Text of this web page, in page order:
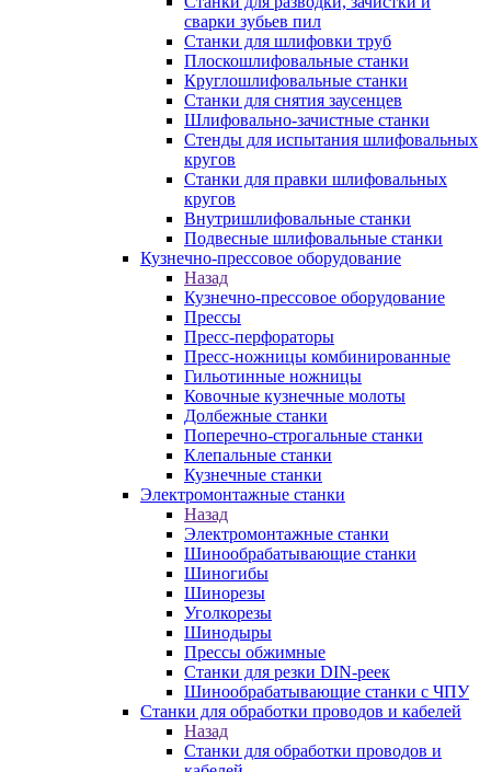
сварки зубьев пил
Станки для шлифовки труб
Плоскошлифовальные станки
Круглошлифовальные станки
Станки для снятия заусенцев
Шлифовально-зачистные станки
Стенды для испытания шлифовальных
кругов
Станки для правки шлифовальных
кругов
Внутришлифовальные станки
Подвесные шлифовальные станки
Кузнечно-прессовое оборудование
Назад
Кузнечно-прессовое оборудование
Прессы
Пресс-перфораторы
Пресс-ножницы комбинированные
Гильотинные ножницы
Ковочные кузнечные молоты
Долбежные станки
Поперечно-строгальные станки
Клепальные станки
Кузнечные станки
Электромонтажные станки
Назад
Электромонтажные станки
Шинообрабатывающие станки
Шиногибы
Шинорезы
Уголкорезы
Шинодыры
Прессы обжимные
Станки для резки DIN-реек
Шинообрабатывающие станки с ЧПУ
Станки для обработки проводов и кабелей
Назад
Станки для обработки проводов и